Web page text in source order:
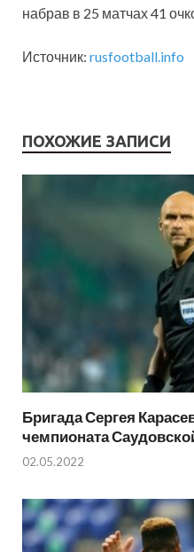
набрав в 25 матчах 41
Источник: rusfootball.info
ПОХОЖИЕ ЗАПИСИ
Бригада Сергея
чемпионата
02.05.2022